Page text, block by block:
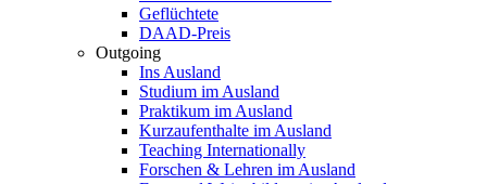
Geflüchtete
DAAD-Preis
Outgoing
Ins Ausland
Studium im Ausland
Praktikum im Ausland
Kurzaufenthalte im Ausland
Teaching Internationally
Forschen & Lehren im Ausland